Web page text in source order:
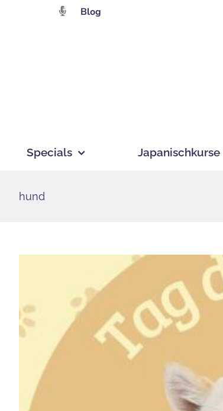
Blog
Specials Japanischkurse
hund